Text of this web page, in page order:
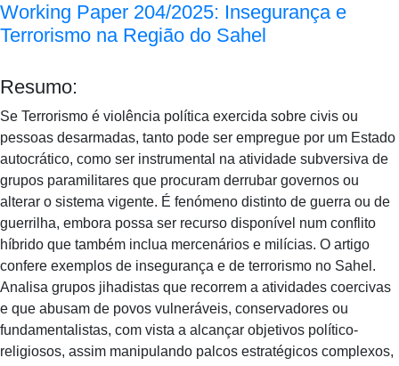
Working Paper 204/2025: Insegurança e
Terrorismo na Região do Sahel
Resumo:
Se Terrorismo é violência política exercida sobre civis ou
pessoas desarmadas, tanto pode ser empregue por um Estado
autocrático, como ser instrumental na atividade subversiva de
grupos paramilitares que procuram derrubar governos ou
alterar o sistema vigente. É fenómeno distinto de guerra ou de
guerrilha, embora possa ser recurso disponível num conflito
híbrido que também inclua mercenários e milícias. O artigo
confere exemplos de insegurança e de terrorismo no Sahel.
Analisa grupos jihadistas que recorrem a atividades coercivas
e que abusam de povos vulneráveis, conservadores ou
fundamentalistas, com vista a alcançar objetivos político-
religiosos, assim manipulando palcos estratégicos complexos,